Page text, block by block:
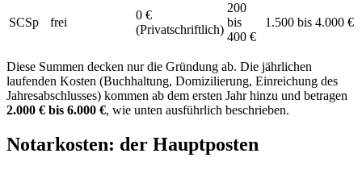
SCSp frei
0 €
(Privatschriftlich)
200
bis
400 €
1.500 bis 4.000 €
Diese Summen decken nur die Gründung ab. Die jährlichen
laufenden Kosten (Buchhaltung, Domizilierung, Einreichung des
Jahresabschlusses) kommen ab dem ersten Jahr hinzu und betragen
2.000 € bis 6.000 €, wie unten ausführlich beschrieben.
Notarkosten: der Hauptposten